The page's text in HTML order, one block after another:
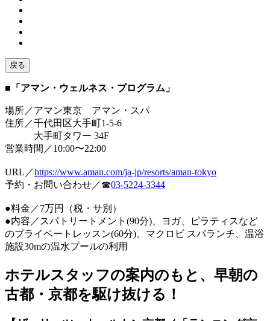
戻る
■「アマン・ウェルネス・プログラム」
場所／アマン東京 アマン・スパ
住所／千代田区大手町1-5-6
大手町タワー 34F
営業時間／10:00〜22:00
URL／https://www.aman.com/ja-jp/resorts/aman-tokyo
予約・お問い合わせ／☎︎03-5224-3344
●料金／7万円（税・サ別）
●内容／スパトリートメント(90分)、ヨガ、ピラティスなど
のプライベートレッスン(60分)、マクロビ スパランチ、温浴
施設30mの温水プールの利用
ホテルスタッフの案内のもと、早朝の
古都・京都を駆け抜ける！